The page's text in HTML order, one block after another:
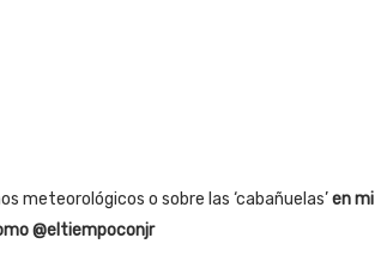
meteorológicos o sobre las ‘cabañuelas’en mi
@eltiempoconjr